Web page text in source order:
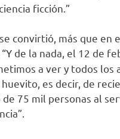
ficción.”
convirtió, más que en
de la nada, el 12 de
a ver y todos
es decir, de
de 75 mil personas al